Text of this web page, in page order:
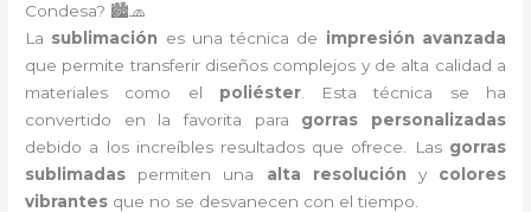
Condesa? 🏙️🧢
La sublimación es una técnica de impresión avanzada
que permite transferir diseños complejos y de alta calidad a
materiales como el poliéster. Esta técnica se ha
convertido en la favorita para gorras personalizadas
debido a los increíbles resultados que ofrece. Las gorras
sublimadas permiten una alta resolución y colores
vibrantes que no se desvanecen con el tiempo.